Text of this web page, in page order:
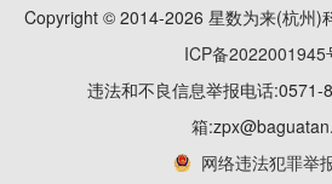
Copyright © 2014-2026 星数为来(杭州)
ICP备2022001945
违法和不良信息举报电话:0571-
箱
网络违法犯罪举